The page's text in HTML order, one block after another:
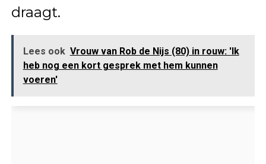
draagt.
Lees ook Vrouw van Rob de Nijs (80) in rouw: 'Ik
heb nog een kort gesprek met hem kunnen
voeren'